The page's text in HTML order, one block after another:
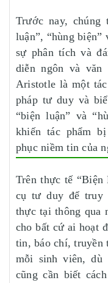
Trước nay, chúng
luận”, “hùng
sự phân tích và
diễn ngôn và văn
Aristotle là một
pháp tư duy và
“biện luận” và
khiến tác phẩm
phục niềm tin của
Trên thực tế “Biện
cụ tư duy để truy
thực tại thông qua
cho bất cứ ai hoạt
tin, báo chí, truyền
mỗi sinh viên, dù
cũng cần biết